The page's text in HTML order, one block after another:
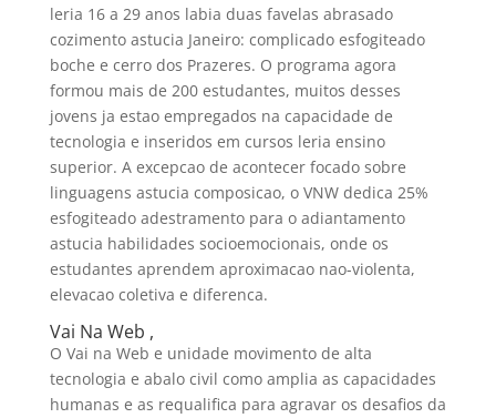
leria 16 a 29 anos labia duas favelas abrasado
cozimento astucia Janeiro: complicado esfogiteado
boche e cerro dos Prazeres. O programa agora
formou mais de 200 estudantes, muitos desses
jovens ja estao empregados na capacidade de
tecnologia e inseridos em cursos leria ensino
superior. A excepcao de acontecer focado sobre
linguagens astucia composicao, o VNW dedica 25%
esfogiteado adestramento para o adiantamento
astucia habilidades socioemocionais, onde os
estudantes aprendem aproximacao nao-violenta,
elevacao coletiva e diferenca.
Vai Na Web ,
O Vai na Web e unidade movimento de alta
tecnologia e abalo civil como amplia as capacidades
humanas e as requalifica para agravar os desafios da